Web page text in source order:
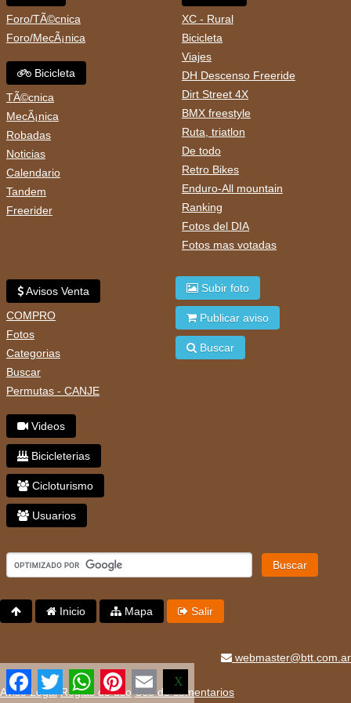
Foro/TÃ©cnica
Foro/MecÃ¡nica
Bicicleta
TÃ©cnica
MecÃ¡nica
Robadas
Noticias
Calendario
Tandem
Freerider
XC - Rural
Bicicleta
Viajes
DH Descenso Freeride
Dirt Street 4X
BMX freestyle
Ruta, triatlon
De todo
Retro Bikes
Enduro-All mountain
Ranking
Fotos del DIA
Fotos mas votadas
Avisos Venta
COMPRO
Fotos
Categorias
Buscar
Permutas - CANJE
Videos
Bicicleterias
Cicloturismo
Usuarios
Subir foto
Publicar aviso
Buscar
Buscar
Inicio Mapa Salir
webmaster@btt.com.ar
Aviso Legal Reglas de uso Uso de comentarios
Facebook
Twitter WhatsApp
PinterestEmail
X